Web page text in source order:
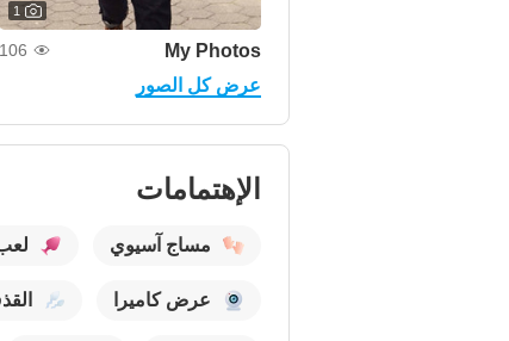
1
My Photos
106
عرض كل الصور
الإهتمامات
مساج آسيوي
عرض كاميرا